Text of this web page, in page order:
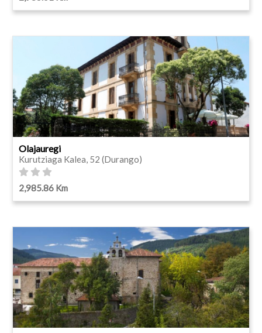
Olajauregi
Kurutziaga Kalea, 52 (Durango)
2,985.86 Km